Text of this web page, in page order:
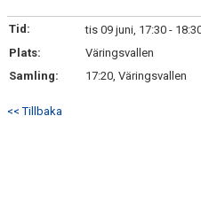
NYHETER
KALENDER
Tid:
tis 09 juni, 17:30 -
Plats:
Väringsvallen
Samling:
17:20, Väringsvallen
<< Tillbaka